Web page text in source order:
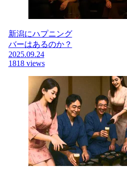
新潟にハプニング
バーはあるのか？
2025.09.24
1818 views